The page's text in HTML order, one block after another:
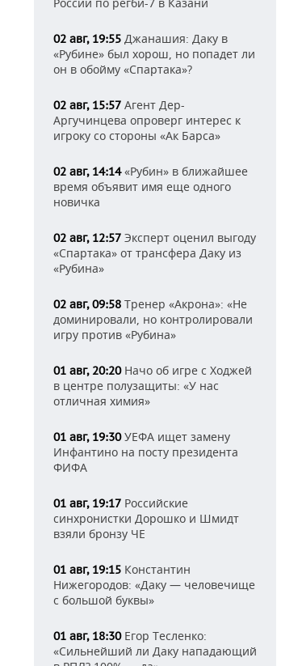
02 авг, 19:55 Джанашия: Даку в
«Рубине» был хорош, но попадет ли
он в обойму «Спартака»?
02 авг, 15:57 Агент Дер-
Аргучинцева опроверг интерес к
игроку со стороны «Ак Барса»
02 авг, 14:14«Рубин» в ближайшее
время объявит имя еще одного
новичка
02 авг, 12:57 Эксперт оценил выгоду
«Спартака» от трансфера Даку из
«Рубина»
02 авг, 09:58 Тренер «Акрона»: «Не
доминировали, но контролировали
игру против «Рубина»
01 авг, 20:20Начо об игре с Ходжей
в центре полузащиты: «У нас
отличная химия»
01 авг, 19:30УЕФА ищет замену
Инфантино на посту президента
ФИФА
01 авг, 19:17 Российские
синхронистки Дорошко и Шмидт
взяли бронзу ЧЕ
01 авг, 19:15 Константин
Нижегородов: «Даку — человечище
с большой буквы»
01 авг, 18:30Егор Тесленко:
«Сильнейший ли Даку нападающий